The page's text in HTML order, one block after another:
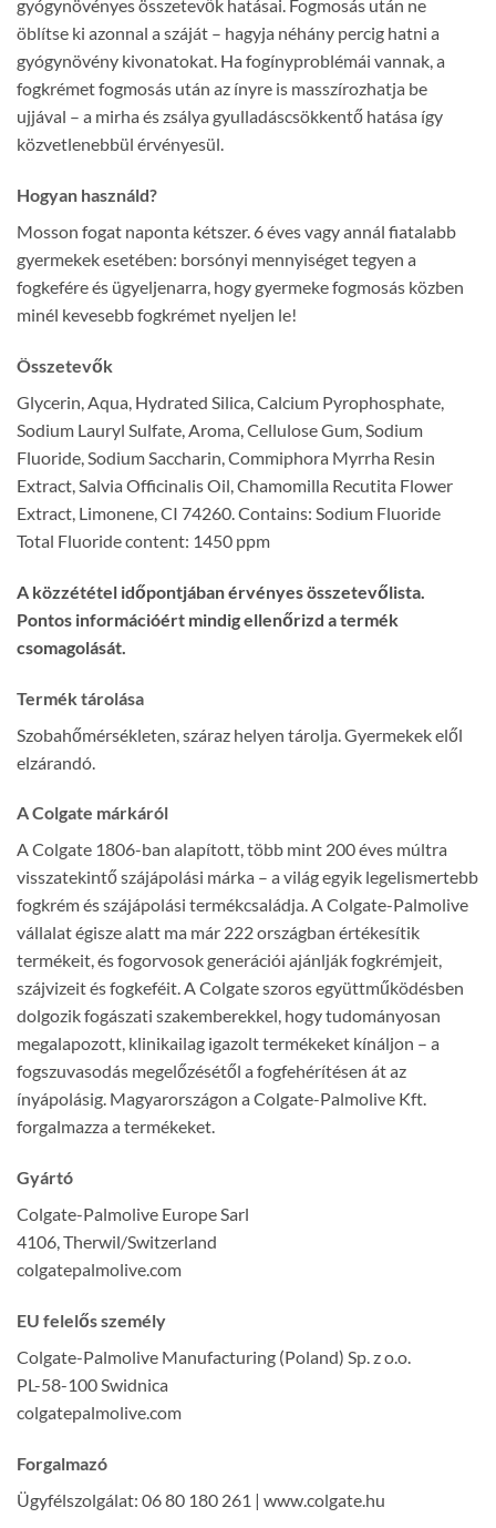
gyógynövényes összetevők hatásai. Fogmosás után ne
öblítse ki azonnal a száját – hagyja néhány percig hatni a
gyógynövény kivonatokat. Ha fogínyproblémái vannak, a
fogkrémet fogmosás után az ínyre is masszírozhatja be
ujjával – a mirha és zsálya gyulladáscsökkentő hatása így
közvetlenebbül érvényesül.
Hogyan használd?
Mosson fogat naponta kétszer. 6 éves vagy annál fiatalabb
gyermekek esetében: borsónyi mennyiséget tegyen a
fogkefére és ügyeljenarra, hogy gyermeke fogmosás közben
minél kevesebb fogkrémet nyeljen le!
Összetevők
Glycerin, Aqua, Hydrated Silica, Calcium Pyrophosphate,
Sodium Lauryl Sulfate, Aroma, Cellulose Gum, Sodium
Fluoride, Sodium Saccharin, Commiphora Myrrha Resin
Extract, Salvia Officinalis Oil, Chamomilla Recutita Flower
Extract, Limonene, CI 74260. Contains: Sodium Fluoride
Total Fluoride content: 1450 ppm
A közzététel időpontjában érvényes összetevőlista.
Pontos információért mindig ellenőrizd a termék
csomagolását.
Termék tárolása
Szobahőmérsékleten, száraz helyen tárolja. Gyermekek elől
elzárandó.
A Colgate márkáról
A Colgate 1806-ban alapított, több mint 200 éves múltra
visszatekintő szájápolási márka – a világ egyik legelismertebb
fogkrém és szájápolási termékcsaládja. A Colgate-Palmolive
vállalat égisze alatt ma már 222 országban értékesítik
termékeit, és fogorvosok generációi ajánlják fogkrémjeit,
szájvizeit és fogkeféit. A Colgate szoros együttműködésben
dolgozik fogászati szakemberekkel, hogy tudományosan
megalapozott, klinikailag igazolt termékeket kínáljon – a
fogszuvasodás megelőzésétől a fogfehérítésen át az
ínyápolásig. Magyarországon a Colgate-Palmolive Kft.
forgalmazza a termékeket.
Gyártó
Colgate-Palmolive Europe Sarl
4106, Therwil/Switzerland
colgatepalmolive.com
EU felelős személy
Colgate-Palmolive Manufacturing (Poland) Sp. z o.o.
PL-58-100 Swidnica
colgatepalmolive.com
Forgalmazó
Ügyfélszolgálat: 06 80 180 261 | www.colgate.hu